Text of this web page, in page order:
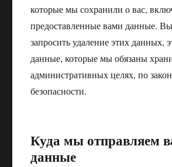
которые мы сохранили о вас,
предоставленные вами данные.
запросить удаление этих данных,
данные, которые мы обязаны
административных целях, по
безопасности.
Куда мы отправляем
данные